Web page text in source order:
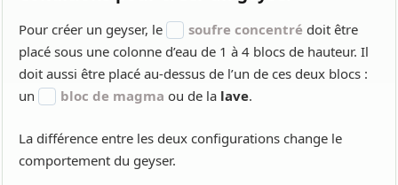
Pour créer un geyser, le soufre concentré doit être
placé sous une colonne d’eau de 1 à 4 blocs de hauteur. Il
doit aussi être placé au-dessus de l’un de ces deux blocs :
un
bloc de magma ou de la lave.
La différence entre les deux configurations change le
comportement du geyser.